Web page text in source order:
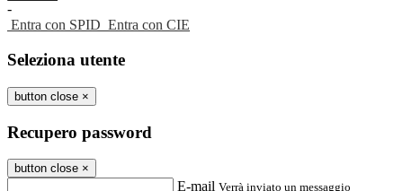
-
Entra con SPID Entra con CIE
Seleziona utente
button close ×
Recupero password
button close ×
E-mail Verrà inviato un messaggio